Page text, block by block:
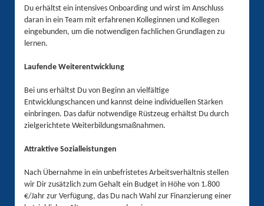
Du erhältst ein intensives Onboarding und wirst im Anschluss
daran in ein Team mit erfahrenen Kolleginnen und Kollegen
eingebunden, um die notwendigen fachlichen Grundlagen zu
lernen.
Laufende Weiterentwicklung
Bei uns erhältst Du von Beginn an vielfältige
Entwicklungschancen und kannst deine individuellen Stärken
einbringen. Das dafür notwendige Rüstzeug erhältst Du durch
zielgerichtete Weiterbildungsmaßnahmen.
Attraktive Sozialleistungen
Nach Übernahme in ein unbefristetes Arbeitsverhältnis stellen
wir Dir zusätzlich zum Gehalt ein Budget in Höhe von 1.800
€/Jahr zur Verfügung, das Du nach Wahl zur Finanzierung einer